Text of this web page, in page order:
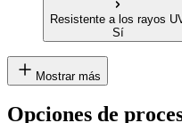
Resistente a los rayos
Sí
Mostrar más
Opciones de